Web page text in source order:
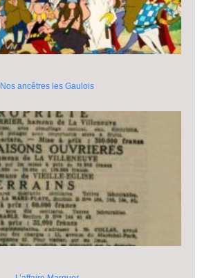
Nos ancêtres les Gaulois